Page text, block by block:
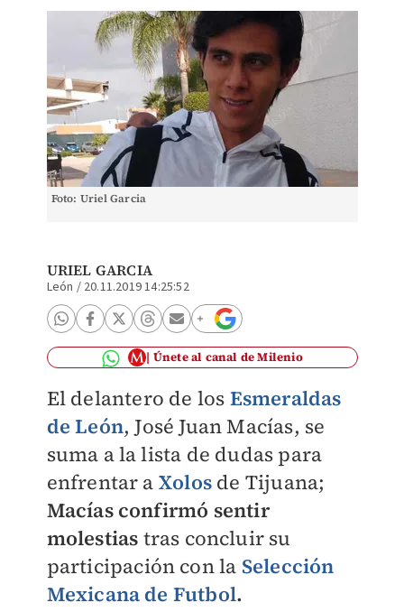
Foto: Uriel Garcia
URIEL GARCIA
León / 20.11.2019 14:25:52
Únete al canal de Milenio
El delantero de los Esmeraldas
de León, José Juan Macías, se
suma a la lista de dudas para
enfrentar a Xolos de Tijuana;
Macías confirmó sentir
molestias tras concluir su
participación con la Selección
Mexicana de Futbol.